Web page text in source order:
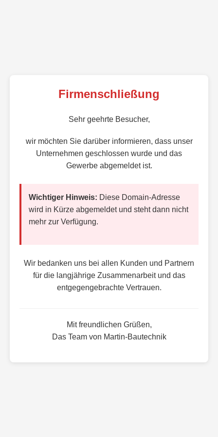
Firmenschließung
Sehr geehrte Besucher,
wir möchten Sie darüber informieren, dass unser
Unternehmen geschlossen wurde und das
Gewerbe abgemeldet ist.
Wichtiger Hinweis: Diese Domain-Adresse
wird in Kürze abgemeldet und steht dann nicht
mehr zur Verfügung.
Wir bedanken uns bei allen Kunden und Partnern
für die langjährige Zusammenarbeit und das
entgegengebrachte Vertrauen.
Mit freundlichen Grüßen,
Das Team von Martin-Bautechnik